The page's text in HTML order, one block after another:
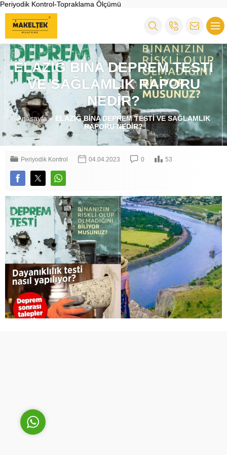
Periyodik Kontrol-Topraklama Ölçümü
ELAZIĞ BİNA DEPREM TESTİ
VE SAĞLAMLIK RAPORU
NEDİR?
Anasayfa» ELAZIĞ BİNA DEPREM TESTİ VE SAĞLAMLIK
RAPORU NEDİR?
Periyodik Kontrol 04.04.2023 0 53
Cüneyt Bey